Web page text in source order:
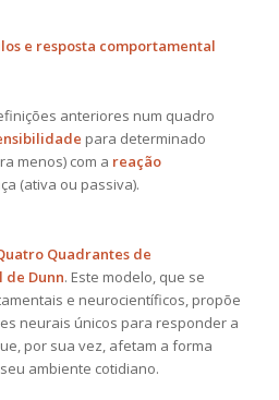
e resposta comportamental
anteriores num quadro
para determinado
menos) com a reação
(ativa ou passiva).
Quadrantes de
de Dunn. Este modelo, que se
e neurocientíficos, propõe
neurais únicos para responder a
por sua vez, afetam a forma
ambiente cotidiano.